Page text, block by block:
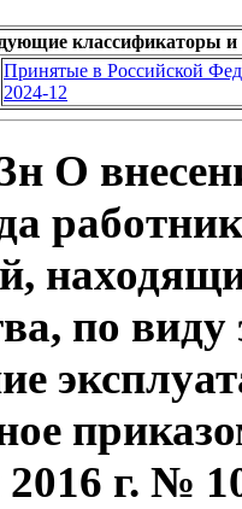
классификаторы и
Принятые в Российской
2024-12
О
по
г. №